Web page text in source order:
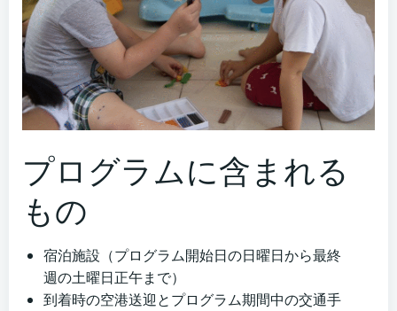
プログラムに含まれる
もの
宿泊施設（プログラム開始日の日曜日から最終
週の土曜日正午まで）
到着時の空港送迎とプログラム期間中の交通手